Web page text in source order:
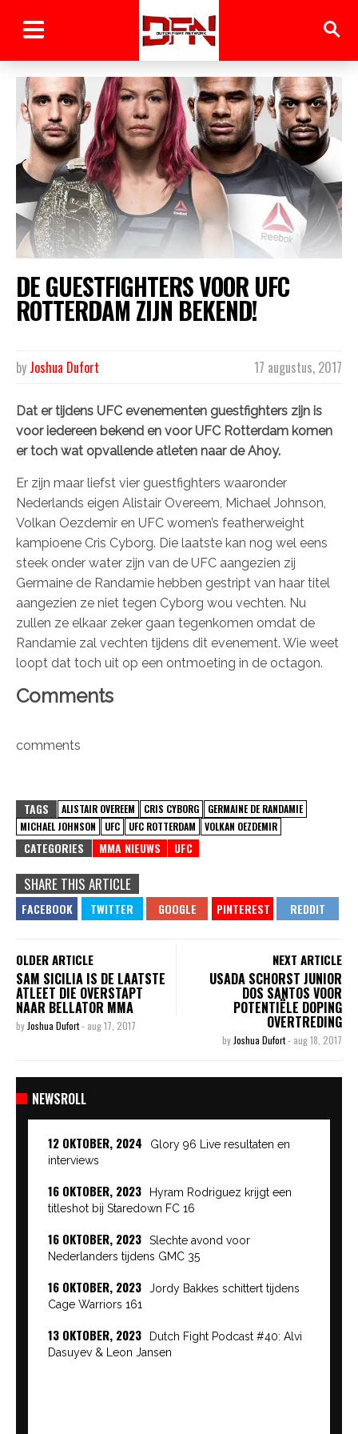
DE GUESTFIGHTERS VOOR UFC
ROTTERDAM ZIJN BEKEND!
17 augustus, 2017
by Joshua Dufort
Dat er tijdens UFC evenementen guestfighters zijn is
voor iedereen bekend en voor UFC Rotterdam komen
er toch wat opvallende atleten naar de Ahoy.
Er zijn maar liefst vier guestfighters waaronder
Nederlands eigen Alistair Overeem, Michael Johnson,
Volkan Oezdemir en UFC women’s featherweight
kampioene Cris Cyborg. Die laatste kan nog wel eens
steek onder water zijn van de UFC aangezien zij
Germaine de Randamie hebben gestript van haar titel
aangezien ze niet tegen Cyborg wou vechten. Nu
zullen ze elkaar zeker gaan tegenkomen omdat de
Randamie zal vechten tijdens dit evenement. Wie weet
loopt dat toch uit op een ontmoeting in de octagon.
Comments
comments
TAGS ALISTAIR OVEREEM CRIS CYBORG
GERMAINE DE RANDAMIE
MICHAEL JOHNSON
UFC UFC ROTTERDAM VOLKAN OEZDEMIR
CATEGORIES MMA NIEUWS UFC
SHARE THIS ARTICLE
OLDER ARTICLE
SAM SICILIA IS DE LAATSTE
ATLEET DIE OVERSTAPT
NAAR BELLATOR MMA
by Joshua Dufort- aug 17, 2017
NEXT ARTICLE
USADA SCHORST JUNIOR
DOS SANTOS VOOR
POTENTIËLE DOPING
OVERTREDING
by Joshua Dufort- aug 18, 2017
NEWSROLL
12 OKTOBER, 2024
Glory 96 Live resultaten en
interviews
16 OKTOBER, 2023
Hyram Rodriguez krijgt een
titleshot bij Staredown FC 16
16 OKTOBER, 2023
Slechte avond voor
Nederlanders tijdens GMC 35
16 OKTOBER, 2023
Jordy Bakkes schittert tijdens
Cage Warriors 161
13 OKTOBER, 2023
Dutch Fight Podcast #40: Alvi
Dasuyev & Leon Jansen